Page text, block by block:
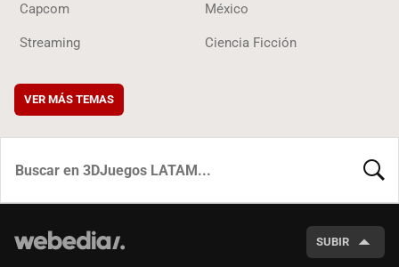
Capcom México
Streaming Ciencia Ficción
VER MÁS TEMAS
SUBIR